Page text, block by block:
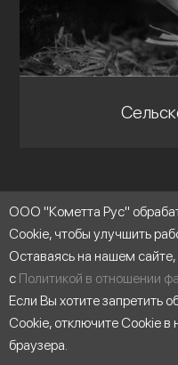
ООО "Кометта Рус"
Cookie, чтобы улучшить
Оставаясь на нашем
с Политикой в отношении
Если Вы хотите запретить
Cookie, отключите Cookie в
браузера.